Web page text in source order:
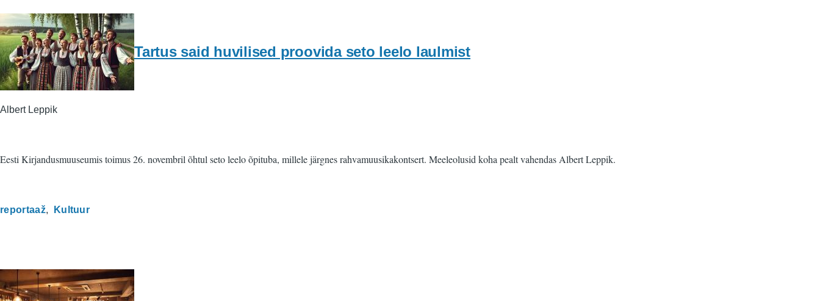
Tartus said huvilised proovida seto leelo laulmist
Albert Leppik
Eesti Kirjandusmuuseumis toimus 26. novembril õhtul seto leelo õpituba, millele järgnes rahvamuusikakontsert. Meeleolusid koha pealt vahendas Albert Leppik.
reportaaž Kultuur